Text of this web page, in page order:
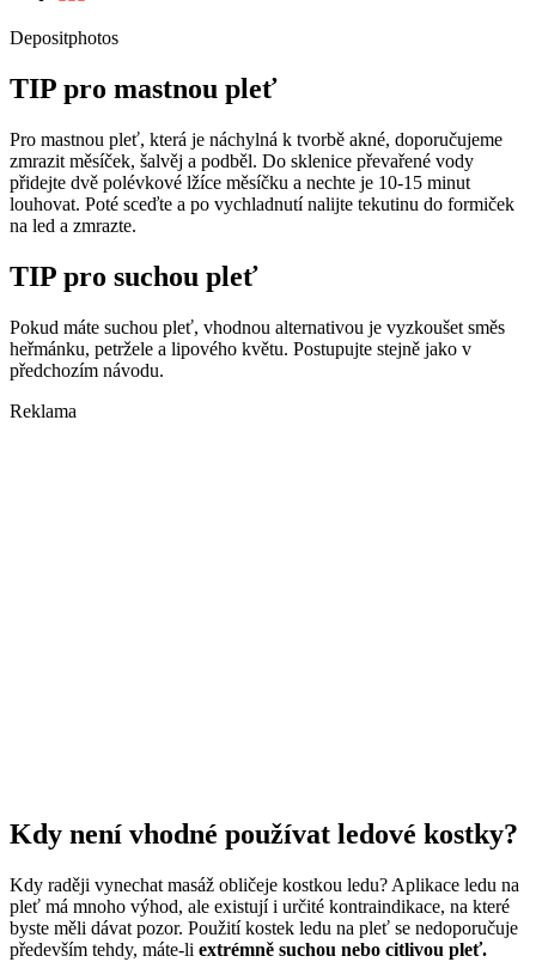
Depositphotos
TIP pro mastnou pleť
Pro mastnou pleť, která je náchylná k tvorbě akné, doporučujeme
zmrazit měsíček, šalvěj a podběl. Do sklenice převařené vody
přidejte dvě polévkové lžíce měsíčku a nechte je 10-15 minut
louhovat. Poté sceďte a po vychladnutí nalijte tekutinu do formiček
na led a zmrazte.
TIP pro suchou pleť
Pokud máte suchou pleť, vhodnou alternativou je vyzkoušet směs
heřmánku, petržele a lipového květu. Postupujte stejně jako v
předchozím návodu.
Reklama
Kdy není vhodné používat ledové kostky?
Kdy raději vynechat masáž obličeje kostkou ledu? Aplikace ledu na
pleť má mnoho výhod, ale existují i určité kontraindikace, na které
byste měli dávat pozor. Použití kostek ledu na pleť se nedoporučuje
především tehdy, máte-li extrémně suchou nebo citlivou pleť.